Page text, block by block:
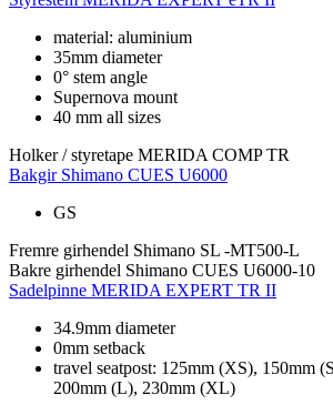
material: aluminium
35mm diameter
0° stem angle
Supernova mount
40 mm all sizes
Holker / styretape MERIDA COMP TR
Bakgir Shimano CUES U6000
GS
Fremre girhendel Shimano SL -MT500-L
Bakre girhendel Shimano CUES U6000-10
Sadelpinne MERIDA EXPERT TR II
34.9mm diameter
0mm setback
travel seatpost: 125mm (XS), 150mm
200mm (L), 230mm (XL)